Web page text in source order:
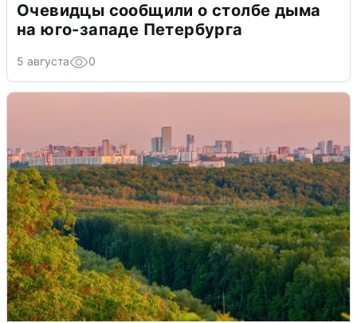
Очевидцы сообщили о столбе дыма
на юго-западе Петербурга
5 августа 0